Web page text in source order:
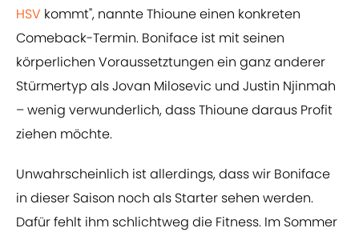
HSV kommt", nannte Thioune einen konkreten
Comeback-Termin. Boniface ist mit seinen
körperlichen Voraussetztungen ein ganz anderer
Stürmertyp als Jovan Milosevic und Justin Njinmah
– wenig verwunderlich, dass Thioune daraus Profit
ziehen möchte.
Unwahrscheinlich ist allerdings, dass wir Boniface
in dieser Saison noch als Starter sehen werden.
Dafür fehlt ihm schlichtweg die Fitness. Im Sommer